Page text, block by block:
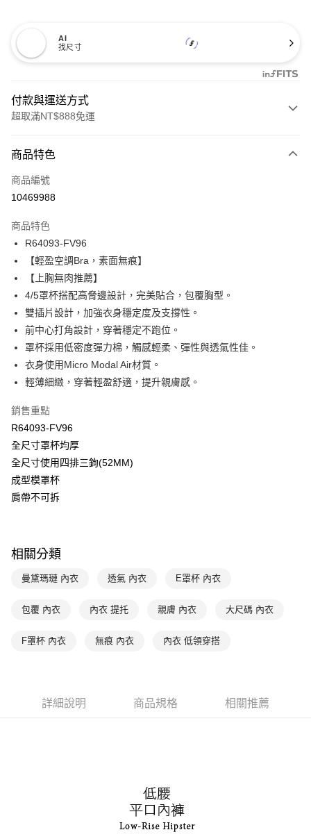
AI
找尺寸
付款與運送方式
超取滿NT$888免運
信用卡一次付款
信用卡分期付款
合作金庫商業銀行
華南商業銀行
上海商業儲蓄銀行
國泰世華商業銀行
臺灣中小企業銀行
台中商業銀行
匯豐（台灣）商業銀行
華泰商業銀行
聯邦商業銀行
遠東國際商業銀行
元大商業銀行
永豐商業銀行
玉山商業銀行
星展（台灣）商業銀行
台新國際商業銀行
台灣樂天信用卡公司
LINE Pay
Apple Pay
悠遊付
AFTEE先享後付
相關說明
AFTEE先享後付是「在收到商品之後才付款」的支付方式。 讓您購物簡單
便利好安心！
２．便利：只要手機號碼，簡訊認證，即可結帳。
３．安心：先確認商品／服務後，再付款。
【「AFTEE先享後付」結帳流程】
１．於結帳方式選擇「AFTEE先享後付」後，將跳轉至「AFTEE先享後付」
ATM／網路銀行／等多元方式進行付款，方視為交易完成。
※ 請注意：結帳手續完成當下不需立刻繳費，但若您需要取消訂單，請聯絡
購買商品的店家。未經商家同意取消之訂單仍視為有效，需透過AFTEE先享
後付繳納相關費用。
是否繳費成功／繳費後需取消欲退款等相關疑問，請聯繫「AFTEE先享後付
【注意事項】
２．關於個人資料處理事宜，請瀏覽以下網址：
https://aftee.tw/terms/#terms3
５．嚴禁一人註冊多個帳號或使用他人資訊註冊。若發現惡意使用之情形，
恩沛科技股份有限公司將有權停止該用戶之使用額度並採取法律行動。
ATM付款
運送方式
全家取貨付款$888免運-以PackAge+配客嘉循環箱包裝寄出
每筆NT$90，滿NT$888(含以上)免運費
萊爾富取貨付款
每筆NT$90，滿NT$1,000(含以上)免運費
每筆NT$90，滿NT$1,000(含以上)免運費
7-11取貨付款
每筆NT$90，滿NT$1,000(含以上)免運費
每筆NT$150，滿NT$2,000(含以上)免運費
海外宅配 (訂單成立後，請主動於2天內與線上客服核對收
商品特色
商品編號
10469988
商品特色
R64093-FV96
【輕盈空調Bra，素面無痕】
【上胸無肉推薦】
4/5罩杯搭配高脅邊設計，完美貼合，包覆胸型。
雙插片設計，加強衣身穩定度及支撐性。
前中心打角設計，穿著穩定不跑位。
罩杯採用低密度彈力棉，觸感輕柔、彈性與透氣性佳。
衣身使用Micro Modal Air材質。
輕薄細緻，穿著輕盈舒適，提升親膚感。
銷售重點
R64093-FV96
全尺寸罩杯均厚
全尺寸使用四排三鉤(52MM)
成型模罩杯
肩帶不可拆
相關分類
曼黛瑪璉 內衣 透氣 內衣 E罩杯 內衣
包覆 內衣 內衣 提托 親膚 內衣 大尺碼 內衣
F罩杯 內衣 無痕 內衣 內衣 低領穿搭
詳細說明 商品規格 相關推薦